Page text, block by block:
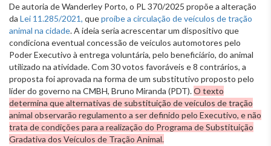
De autoria de Wanderley Porto, o PL 370/2025 propõe a alteração
da Lei 11.285/2021, queproíbe a circulação de veículos de tração
animal na cidade. A ideia seria acrescentar um dispositivo que
condiciona eventual concessão de veículos automotores pelo
Poder Executivo à entrega voluntária, pelo beneficiário, do animal
utilizado na atividade. Com 30 votos favoráveis e 8 contrários, a
proposta foi aprovada na forma de um substitutivo proposto pelo
líder do governo na CMBH, Bruno Miranda (PDT).O texto
determina que alternativas de substituição de veículos de tração
animal observarão regulamento a ser definido pelo Executivo, e não
trata de condições para a realização do Programa de Substituição
Gradativa dos Veículos de Tração Animal.